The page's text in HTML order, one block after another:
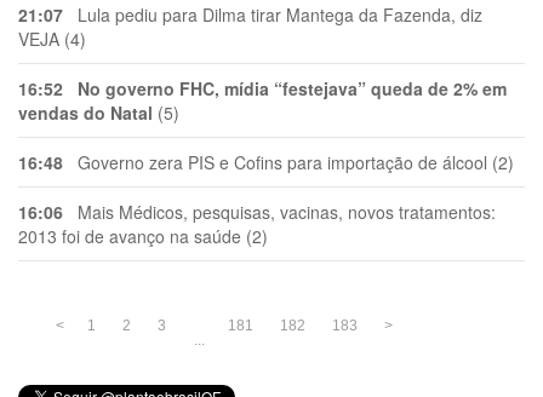
21:07 Lula pediu para Dilma tirar Mantega da Fazenda, diz
VEJA (4)
16:52
No governo FHC, mídia “festejava” queda de 2% em
vendas do Natal (5)
16:48 Governo zera PIS e Cofins para importação de álcool (2)
16:06 Mais Médicos, pesquisas, vacinas, novos tratamentos:
2013 foi de avanço na saúde (2)
< 1 2
3
...
181 182 183 >